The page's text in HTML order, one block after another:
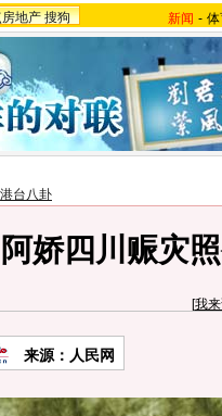
地产 搜狗 新闻 -
港台八卦
娇四川赈灾
[我
来源：人民网